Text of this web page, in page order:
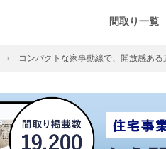
間取り一覧
コンパクトな家事動線で、開放感あ